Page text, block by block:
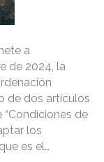
a
de 2024, la
de dos artículos
“Condiciones de
los
es el…